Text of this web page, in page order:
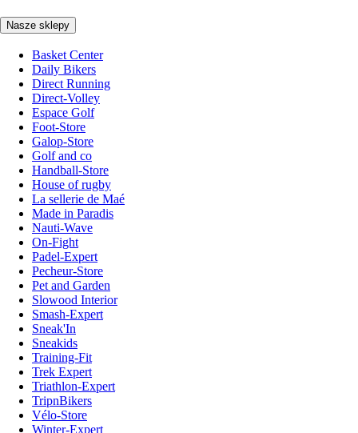
Nasze sklepy
Basket Center
Daily Bikers
Direct Running
Direct-Volley
Espace Golf
Foot-Store
Galop-Store
Golf and co
Handball-Store
House of rugby
La sellerie de Maé
Made in Paradis
Nauti-Wave
On-Fight
Padel-Expert
Pecheur-Store
Pet and Garden
Slowood Interior
Smash-Expert
Sneak'In
Sneakids
Training-Fit
Trek Expert
Triathlon-Expert
TripnBikers
Vélo-Store
Winter-Expert